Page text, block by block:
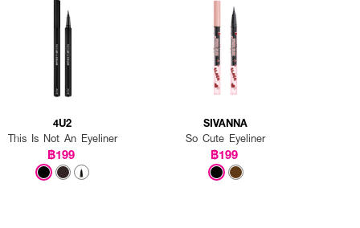
4U2
This Is Not An Eyeliner
฿199
SIVANNA
So Cute Eyeliner
฿199